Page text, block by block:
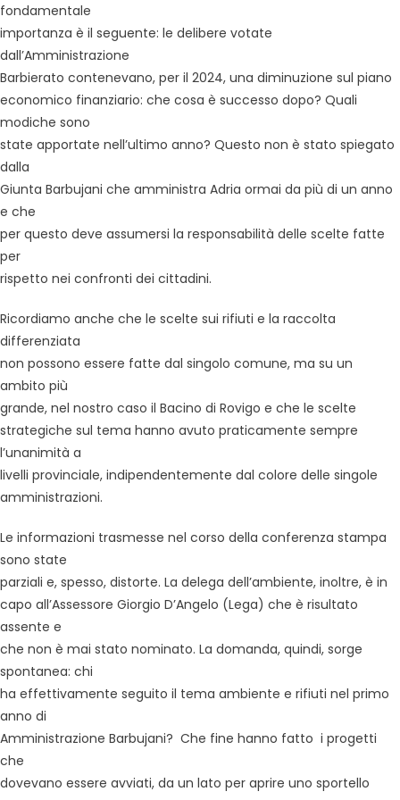
fondamentale
importanza è il seguente: le delibere votate
dall’Amministrazione
Barbierato contenevano, per il 2024, una diminuzione sul piano
economico finanziario: che cosa è successo dopo? Quali
modiche sono
state apportate nell’ultimo anno? Questo non è stato spiegato
dalla
Giunta Barbujani che amministra Adria ormai da più di un anno
e che
per questo deve assumersi la responsabilità delle scelte fatte
per
rispetto nei confronti dei cittadini.
Ricordiamo anche che le scelte sui rifiuti e la raccolta
differenziata
non possono essere fatte dal singolo comune, ma su un
ambito più
grande, nel nostro caso il Bacino di Rovigo e che le scelte
strategiche sul tema hanno avuto praticamente sempre
l’unanimità a
livelli provinciale, indipendentemente dal colore delle singole
amministrazioni.
Le informazioni trasmesse nel corso della conferenza stampa
sono state
parziali e, spesso, distorte. La delega dell’ambiente, inoltre, è in
capo all’Assessore Giorgio D’Angelo (Lega) che è risultato
assente e
che non è mai stato nominato. La domanda, quindi, sorge
spontanea: chi
ha effettivamente seguito il tema ambiente e rifiuti nel primo
anno di
Amministrazione Barbujani? Che fine hanno fatto i progetti
che
dovevano essere avviati, da un lato per aprire uno sportello